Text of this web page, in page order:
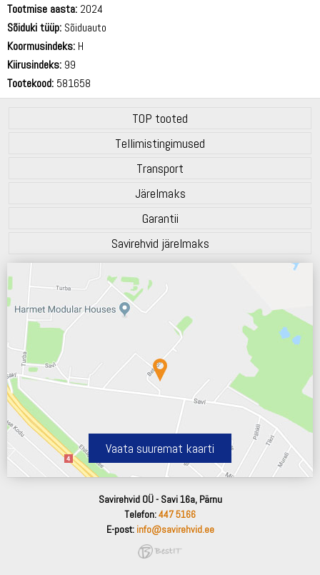
Tootmise aasta: 2024
Sõiduki tüüp: Sõiduauto
Koormusindeks: H
Kiirusindeks: 99
Tootekood: 581658
TOP tooted
Tellimistingimused
Transport
Järelmaks
Garantii
Savirehvid järelmaks
Vaata suuremat kaarti
Savirehvid OÜ - Savi 16a, Pärnu
Telefon:447 5166
E-post: info@savirehvid.ee